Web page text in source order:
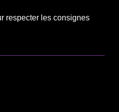
respecter les consignes